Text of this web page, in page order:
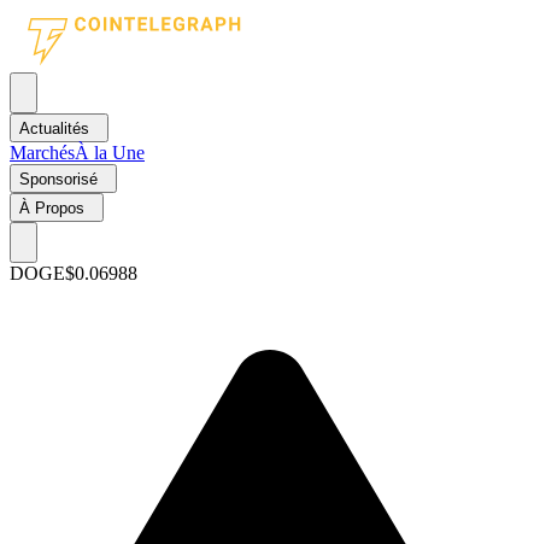
Actualités
MarchésÀ la Une
Sponsorisé
À Propos
DOGE$0.06988